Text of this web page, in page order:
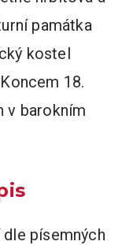
památka
kostel
18.
v barokním
písemných